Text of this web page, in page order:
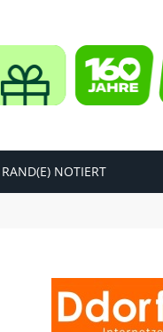
NOTIERT